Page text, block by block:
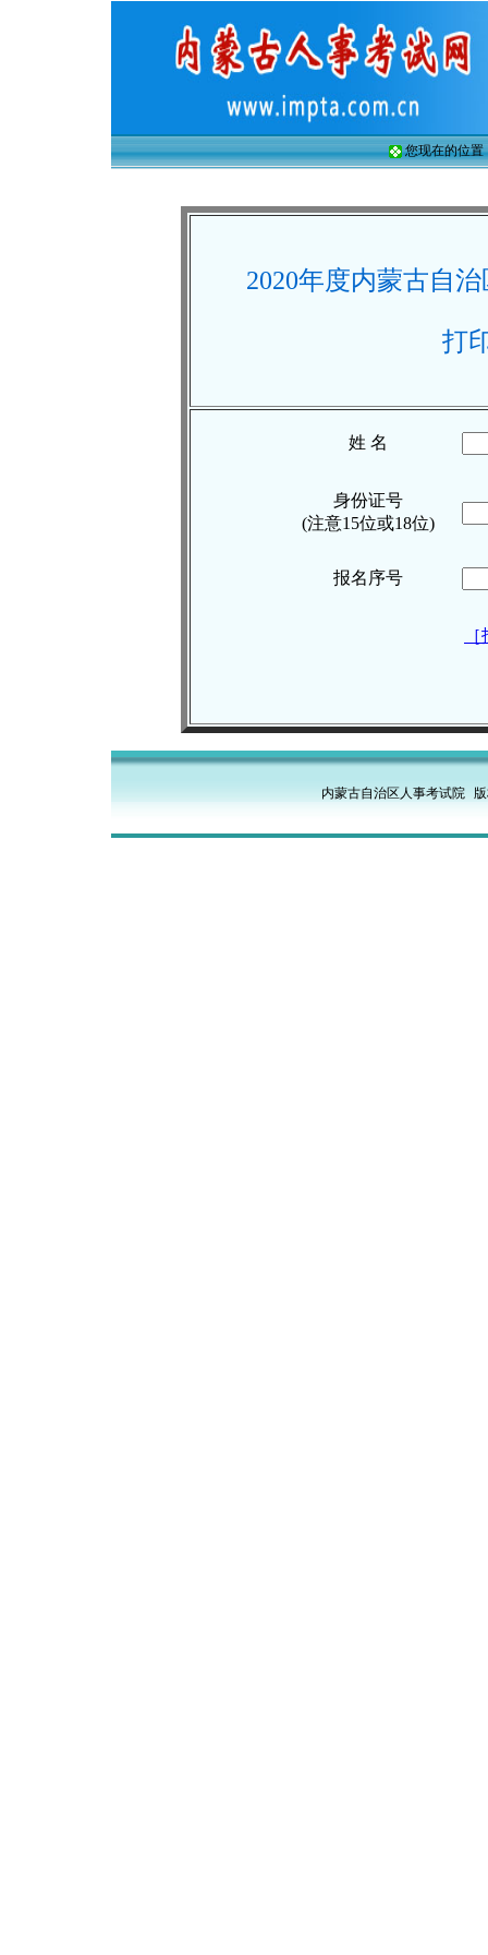
您现在的位置
2020年度内蒙古自
打
姓 名
身份证号
(注意15位或18位)
报名序号
内蒙古自治区人事考试院